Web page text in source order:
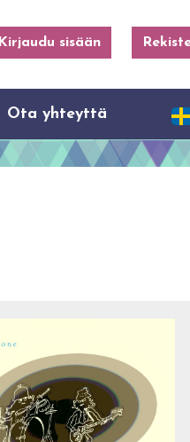
Kirjaudu sisään
Ota yhteyttä